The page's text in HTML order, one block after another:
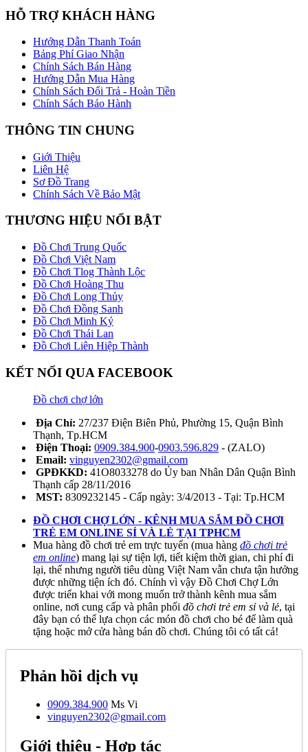
HỖ TRỢ KHÁCH HÀNG
Hướng Dẫn Thanh Toán
Bảng Phí Giao Nhận
Chính Sách Bán Hàng
Hướng Dẫn Mua Hàng
Chính Sách Đổi Trả - Hoàn Tiền
Chính Sách Bảo Hành
THÔNG TIN CHUNG
Giới Thiệu
Liên Hệ
Sơ Đồ Trang
Chính Sách Về Bảo Mật
THƯƠNG HIỆU NỔI BẬT
Đồ Chơi Trung Quốc
Đồ Chơi Việt Nam
Đồ Chơi Tlog Thành Lộc
Đồ Chơi Hoàng Thu
Đồ Chơi Long Thủy
Đồ Chơi Đồng Sanh
Đồ Chơi Minh Ký
Đồ Chơi Thái Lan
Đồ Chơi Liên Hiệp Thành
KẾT NỐI QUA FACEBOOK
Đồ chơi chợ lớn
Địa Chỉ: 27/237 Điện Biên Phủ, Phường 15, Quận Bình
Thạnh, Tp.HCM
Điện Thoại: 0909.384.900-0903.596.829 - (ZALO)
Email: vinguyen2302@gmail.com
GPĐKKD: 41O8033278 do Ủy ban Nhân Dân Quận Bình
Thạnh cấp 28/11/2016
MST: 8309232145 - Cấp ngày: 3/4/2013 - Tại: Tp.HCM
ĐỒ CHƠI CHỢ LỚN - KÊNH MUA SẮM ĐỒ CHƠI
TRẺ EM ONLINE SỈ VÀ LẺ TẠI TPHCM
Mua hàng đồ chơi trẻ em trực tuyến (mua hàng đồ chơi trẻ
em online) mang lại sự tiện lợi, tiết kiệm thời gian, chi phí đi
lại, thế nhưng người tiêu dùng Việt Nam vẫn chưa tận hưởng
được những tiện ích đó. Chính vì vậy Đồ Chơi Chợ Lớn
được triển khai với mong muốn trở thành kênh mua sắm
online, nơi cung cấp và phân phối đồ chơi trẻ em sỉ và lẻ, tại
đây bạn có thể lựa chọn các món đồ chơi cho bé để làm quà
tặng hoặc mở cửa hàng bán đồ chơi. Chúng tôi có tất cả!
Phản hồi dịch vụ
0909.384.900 Ms Vi
vinguyen2302@gmail.com
Giới thiệu - Hợp tác